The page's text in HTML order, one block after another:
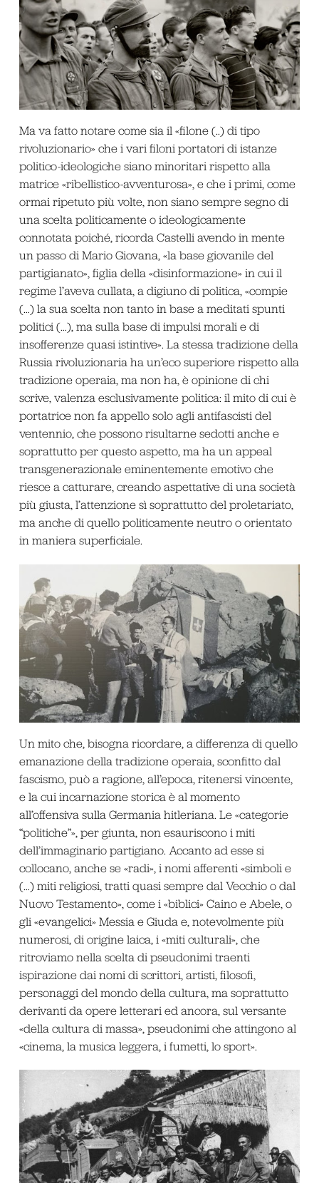
Ma va fatto notare come sia il «filone (..) di tipo
rivoluzionario» che i vari filoni portatori di istanze
politico-ideologiche siano minoritari rispetto alla
matrice «ribellistico-avventurosa», e che i primi, come
ormai ripetuto più volte, non siano sempre segno di
una scelta politicamente o ideologicamente
connotata poiché, ricorda Castelli avendo in mente
un passo di Mario Giovana, «la base giovanile del
partigianato», figlia della «disinformazione» in cui il
regime l’aveva cullata, a digiuno di politica, «compie
(…) la sua scelta non tanto in base a meditati spunti
politici (…), ma sulla base di impulsi morali e di
insofferenze quasi istintive». La stessa tradizione della
Russia rivoluzionaria ha un’eco superiore rispetto alla
tradizione operaia, ma non ha, è opinione di chi
scrive, valenza esclusivamente politica: il mito di cui è
portatrice non fa appello solo agli antifascisti del
ventennio, che possono risultarne sedotti anche e
soprattutto per questo aspetto, ma ha un appeal
transgenerazionale eminentemente emotivo che
riesce a catturare, creando aspettative di una società
più giusta, l’attenzione sì soprattutto del proletariato,
ma anche di quello politicamente neutro o orientato
in maniera superficiale.
Un mito che, bisogna ricordare, a differenza di quello
emanazione della tradizione operaia, sconfitto dal
fascismo, può a ragione, all’epoca, ritenersi vincente,
e la cui incarnazione storica è al momento
all’offensiva sulla Germania hitleriana. Le «categorie
“politiche”», per giunta, non esauriscono i miti
dell’immaginario partigiano. Accanto ad esse si
collocano, anche se «radi», i nomi afferenti «simboli e
(…) miti religiosi, tratti quasi sempre dal Vecchio o dal
Nuovo Testamento», come i «biblici» Caino e Abele, o
gli «evangelici» Messia e Giuda e, notevolmente più
numerosi, di origine laica, i «miti culturali», che
ritroviamo nella scelta di pseudonimi traenti
ispirazione dai nomi di scrittori, artisti, filosofi,
personaggi del mondo della cultura, ma soprattutto
derivanti da opere letterari ed ancora, sul versante
«della cultura di massa», pseudonimi che attingono al
«cinema, la musica leggera, i fumetti, lo sport».